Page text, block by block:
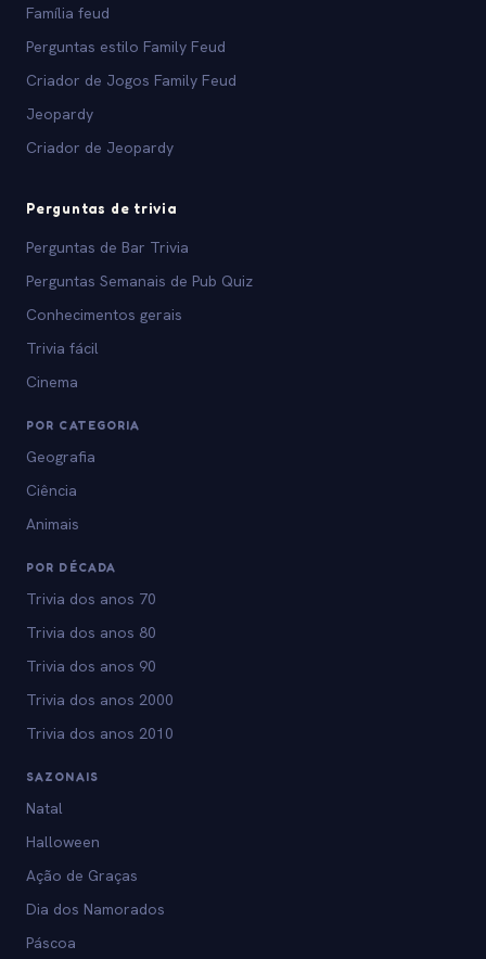
Família feud
Perguntas estilo Family Feud
Criador de Jogos Family Feud
Jeopardy
Criador de Jeopardy
Perguntas de trivia
Perguntas de Bar Trivia
Perguntas Semanais de Pub Quiz
Conhecimentos gerais
Trivia fácil
Cinema
POR CATEGORIA
Geografia
Ciência
Animais
POR DÉCADA
Trivia dos anos 70
Trivia dos anos 80
Trivia dos anos 90
Trivia dos anos 2000
Trivia dos anos 2010
SAZONAIS
Natal
Halloween
Ação de Graças
Dia dos Namorados
Páscoa